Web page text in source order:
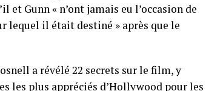
et Gunn « n’ont jamais eu l’occasion de
lequel il était destiné » après que le
a révélé 22 secrets sur le film, y
les plus appréciés d’Hollywood pour les